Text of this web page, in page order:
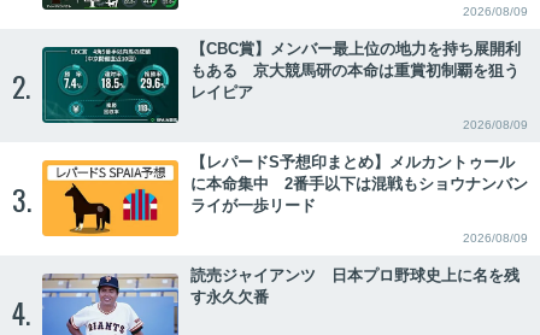
2026/08/09
2.
【CBC賞】メンバー最上位の地力を持ち展開利
もある 京大競馬研の本命は重賞初制覇を狙う
レイピア
2026/08/09
3.
【レパードS予想印まとめ】メルカントゥール
に本命集中 2番手以下は混戦もショウナンバン
ライが一歩リード
2026/08/09
4.
読売ジャイアンツ 日本プロ野球史上に名を残
す永久欠番